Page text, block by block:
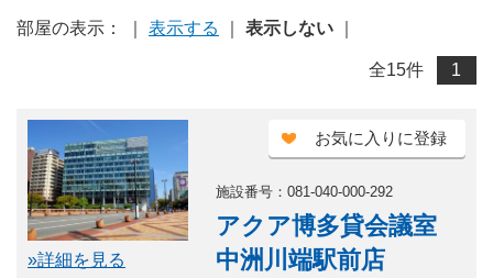
部屋の表示： ｜ 表示する 表示しない
全15件 1
»詳細を見る
施設番号：081-040-000-292
お気に入りに登録
アクア博多貸会議室
中洲川端駅前店